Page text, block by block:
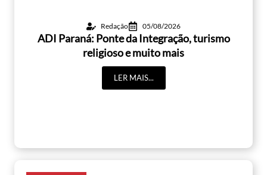
Redação 05/08/2026
ADI Paraná: Ponte da Integração, turismo
religioso e muito mais
LER MAIS...